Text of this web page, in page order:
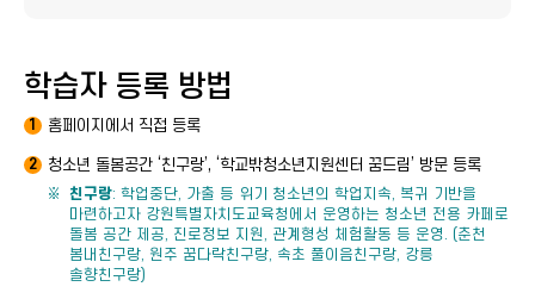
학습자 등록 방법
1 홈페이지에서 직접 등록
2 청소년 돌봄공간 ‘친구랑’, ‘학교밖청소년지원센터 꿈드림’ 방문 등록
친구랑: 학업중단, 가출 등 위기 청소년의 학업지속, 복귀 기반을
마련하고자 강원특별자치도교육청에서 운영하는 청소년 전용 카페로
돌봄 공간 제공, 진로정보 지원, 관계형성 체험활동 등 운영. (춘천
봄내친구랑, 원주 꿈다락친구랑, 속초 풀이음친구랑, 강릉
솔향친구랑)